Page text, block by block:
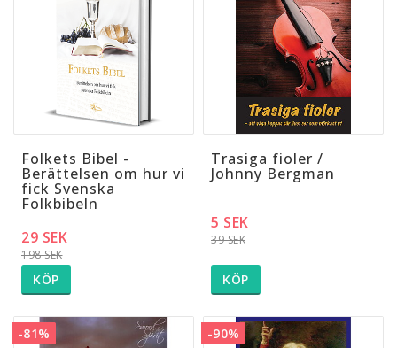
Folkets Bibel -
Berättelsen om hur vi
fick Svenska
Folkbibeln
198 SEK
29 SEK
KÖP
Trasiga fioler /
Johnny Bergman
39 SEK
5 SEK
KÖP
-81% -90%